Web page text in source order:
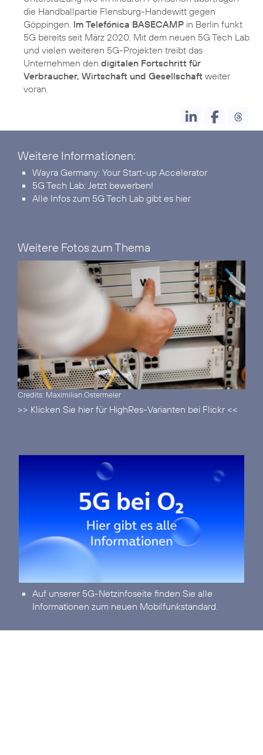
die Handballpartie Flensburg-Handewitt gegen
Göppingen. Im Telefónica BASECAMP in Berlin funkt
5G bereits seit März 2020. Mit dem neuen 5G Tech Lab
und vielen weiteren 5G-Projekten treibt das
Unternehmen den digitalen Fortschritt für
Verbraucher, Wirtschaft und Gesellschaft weiter
voran.
Weitere Informationen:
Wayra Germany: Your Start-up Accelerator
5G Tech Lab: Jetzt bewerben!
Alle Infos zum 5G Tech Lab gibt es hier
Weitere Fotos zum Thema
Credits: Maximilian Ostermeier
>> Klicken Sie hier für HighRes-Varianten bei Flickr <<
Auf unserer 5G-Netzinfoseite finden Sie alle
Informationen zum neuen Mobilfunkstandard.